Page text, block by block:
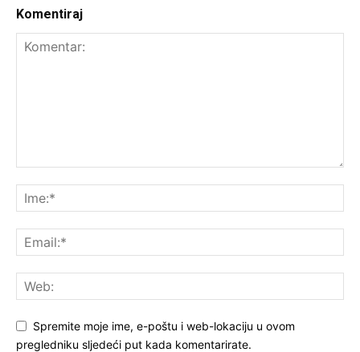
Komentiraj
Spremite moje ime, e-poštu i web-lokaciju u ovom
pregledniku sljedeći put kada komentarirate.